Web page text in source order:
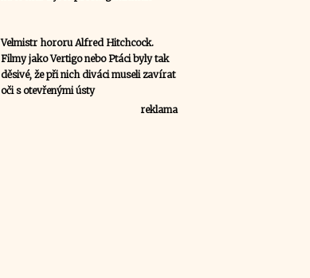
Velmistr hororu Alfred Hitchcock.
Filmy jako Vertigo nebo Ptáci byly tak
děsivé, že při nich diváci museli zavírat
oči s otevřenými ústy
reklama